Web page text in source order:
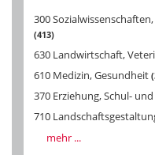
300
413
630 Landwirtschaft,
610 Medizin, Gesundheit
370 Erziehung, Schul-
710
mehr ...